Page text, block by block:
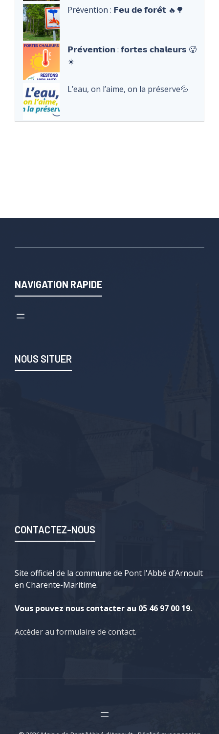
Prévention : 𝗙𝗲𝘂 𝗱𝗲 𝗳𝗼𝗿𝗲̂𝘁 🔥🌳
𝗣𝗿𝗲́𝘃𝗲𝗻𝘁𝗶𝗼𝗻 : 𝗳𝗼𝗿𝘁𝗲𝘀 𝗰𝗵𝗮𝗹𝗲𝘂𝗿𝘀 🥵
☀️
L’eau, on l’aime, on la préserve💦
NAVIGATION RAPIDE
NOUS SITUER
CONTACTEZ-NOUS
Site officiel de la commune de Pont l'Abbé d'Arnoult
en Charente-Maritime.
Vous pouvez nous contacter au 05 46 97 00 19.
Accéder au formulaire de contact.